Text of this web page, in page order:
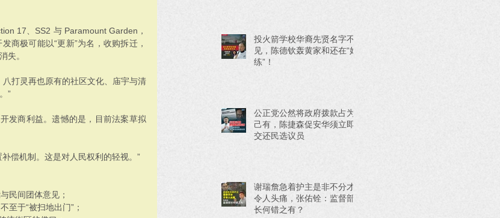
17、SS2 与 Paramount Garden，
商极可能以“更新”为名，收购拆迁，
失。
打灵再也原有的社区文化、庙宇与清
”
发商利益。遗憾的是，目前法案草拟
偿机制。这是对人民权利的轻视。”
民间团体意见；
至于“被扫地出门”；
投火箭学校华裔先贤名字不
见，陈德钦轰黄家和还在“好
练”！
公正党公然将政府拨款占为
己有，陈捷森促安华须立即
交还民选议员
谢瑞詹急着护主是非不分才
令人头痛，张佑铨：监督部
长何错之有？